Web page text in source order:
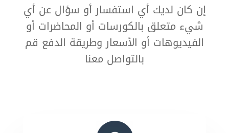
إن كان لديك أي استفسار أو سؤال عن أي
شيء متعلق بالكورسات أو المحاضرات أو
الفيديوهات أو الأسعار وطريقة الدفع قم
بالتواصل معنا